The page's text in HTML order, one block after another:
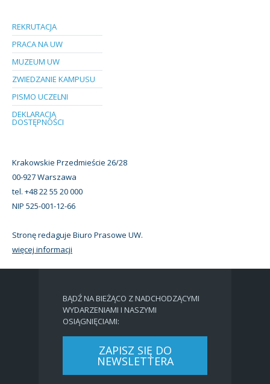
REKRUTACJA
PRACA NA UW
MUZEUM UW
ZWIEDZANIE KAMPUSU
PISMO UCZELNI
DEKLARACJA
DOSTĘPNOŚCI
Krakowskie Przedmieście 26/28
00-927 Warszawa
tel. +48 22 55 20 000
NIP 525-001-12-66
Stronę redaguje Biuro Prasowe UW.
więcej informacji
BĄDŹ NA BIEŻĄCO Z NADCHODZĄCYMI
WYDARZENIAMI I NASZYMI
OSIĄGNIĘCIAMI:
ZAPISZ SIĘ DO
NEWSLETTERA